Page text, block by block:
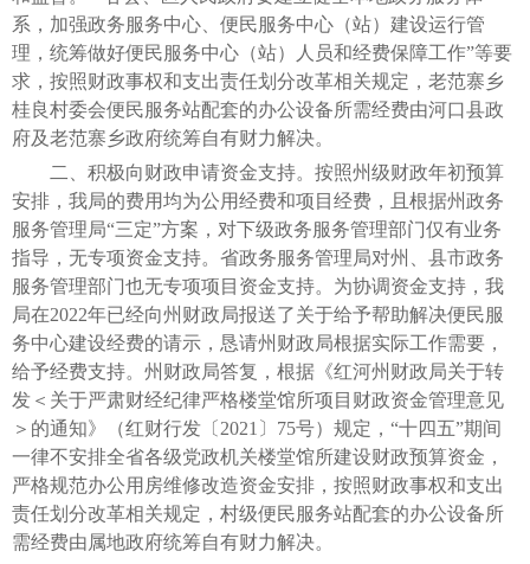
系，加强政务服务中心、便民服务中心（站）建设运行管
理，统筹做好便民服务中心（站）人员和经费保障工作”等要
求，按照财政事权和支出责任划分改革相关规定，老范寨乡
桂良村委会便民服务站配套的办公设备所需经费由河口县政
府及老范寨乡政府统筹自有财力解决。
二、积极向财政申请资金支持。按照州级财政年初预算
安排，我局的费用均为公用经费和项目经费，且根据州政务
服务管理局“三定”方案，对下级政务服务管理部门仅有业务
指导，无专项资金支持。省政务服务管理局对州、县市政务
服务管理部门也无专项项目资金支持。为协调资金支持，我
局在2022年已经向州财政局报送了关于给予帮助解决便民服
务中心建设经费的请示，恳请州财政局根据实际工作需要，
给予经费支持。州财政局答复，根据《红河州财政局关于转
发＜关于严肃财经纪律严格楼堂馆所项目财政资金管理意见
＞的通知》（红财行发〔2021〕75号）规定，“十四五”期间
一律不安排全省各级党政机关楼堂馆所建设财政预算资金，
严格规范办公用房维修改造资金安排，按照财政事权和支出
责任划分改革相关规定，村级便民服务站配套的办公设备所
需经费由属地政府统筹自有财力解决。